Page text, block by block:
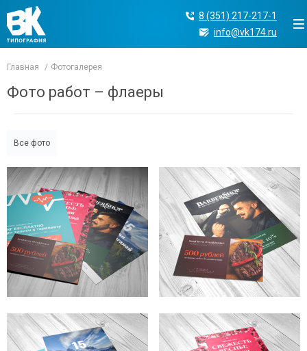
8 (351) 217-217-1
info@vk174.ru
Главная Фотогалерея
Фото работ – флаеры
Все фото